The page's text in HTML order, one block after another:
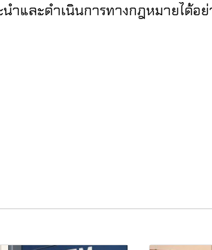
ำและดำเนินการทางกฎหมายได้อย่